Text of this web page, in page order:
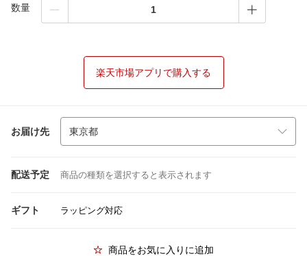
数量
楽天市場アプリで購入する
お届け先
配送予定 商品の種類を選択すると表示されます
ギフト ラッピング対応
商品をお気に入りに追加